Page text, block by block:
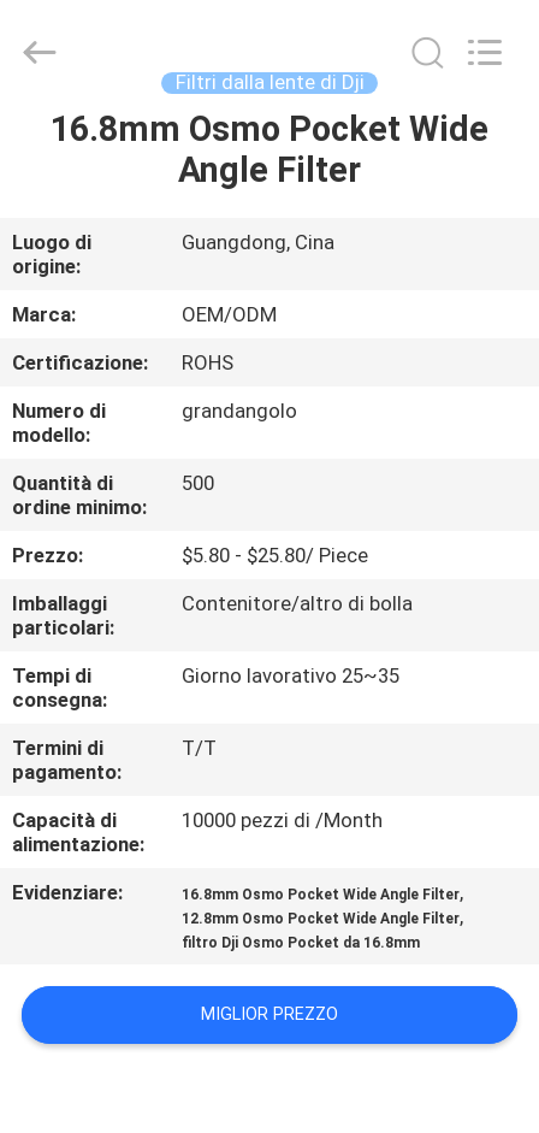
CASA
CIRCA
NOI
GIRO
DELLA
FABBRICA
CONTROLLO
DI
QUALITÀ
CONTATTICI
RICHIEDA
UNA
CITAZIONE
DEL
SITO
Ltd..
Filtri dalla lente di Dji
16.8mm Osmo Pocket Wide
Angle Filter
Luogo di
origine:
Guangdong, Cina
Marca:
OEM/ODM
Certificazione:
ROHS
Numero di
modello:
grandangolo
Quantità di
ordine minimo:
500
Prezzo:
$5.80 - $25.80/ Piece
Imballaggi
particolari:
Contenitore/altro di bolla
Tempi di
consegna:
Giorno lavorativo 25~35
Termini di
pagamento:
T/T
Capacità di
alimentazione:
10000 pezzi di /Month
Evidenziare: 16.8mm Osmo Pocket Wide Angle Filter,
12.8mm Osmo Pocket Wide Angle Filter,
filtro Dji Osmo Pocket da 16.8mm
MIGLIOR PREZZO